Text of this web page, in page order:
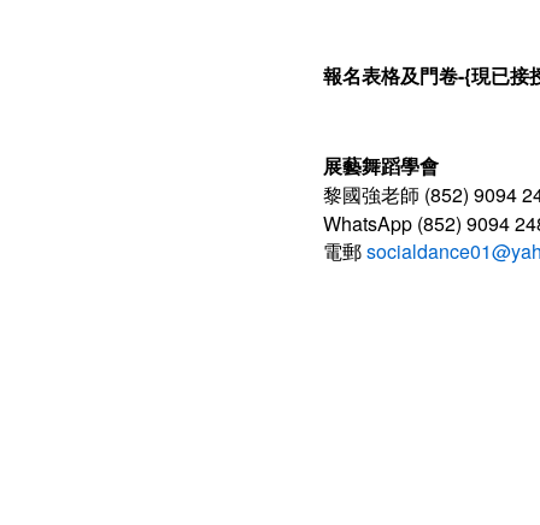
報名表格及門卷-{現已接
展藝舞蹈學會
黎國強老師 (852) 9094
WhatsApp (852) 9094
電郵